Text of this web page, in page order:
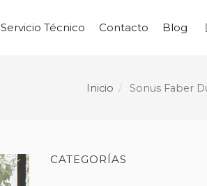
Servicio Técnico Contacto Blog
Inicio Sonus Faber
CATEGORÍAS